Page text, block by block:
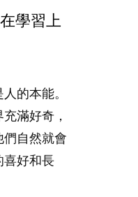
學習上
的本能。
滿好奇，
們自然就會
喜好和長